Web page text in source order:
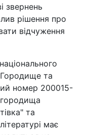
звернень
рішення про
відчуження
та
номер 200015-
та
має